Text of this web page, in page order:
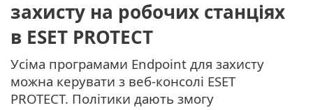
захисту на робочих станціях
в ESET PROTECT
Усіма програмами Endpoint для захисту
можна керувати з веб-консолі ESET
PROTECT. Політики дають змогу